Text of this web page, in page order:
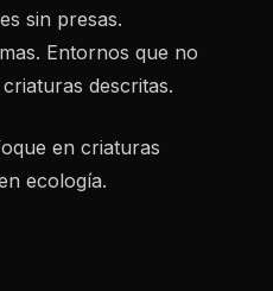
sin presas.
Entornos que no
descritas.
en criaturas
ecología.